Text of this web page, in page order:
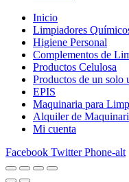
Inicio
Limpiadores
Higiene Personal
Complementos de
Productos Celulosa
Productos de un solo
EPIS
Maquinaria para
Alquiler de
Mi cuenta
Facebook Twitter Phone-alt